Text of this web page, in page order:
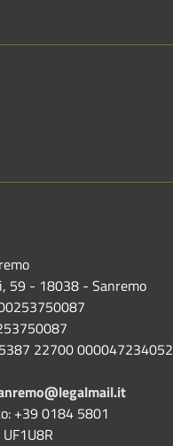
59 - 18038 - Sanremo
22700 000047234052
+39 0184 5801